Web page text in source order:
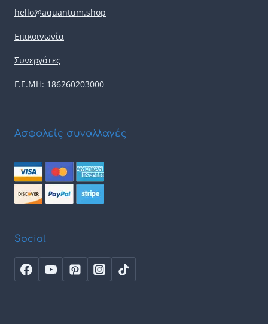
hello@aquantum.shop
Επικοινωνία
Συνεργάτες
Γ.Ε.ΜΗ: 186260203000
Ασφαλείς συναλλαγές
Social